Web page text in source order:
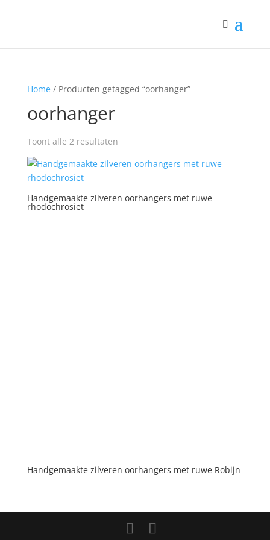
Home/ Producten getagged “oorhanger”
oorhanger
Toont alle 2 resultaten
Handgemaakte zilveren oorhangers met ruwe
rhodochrosiet
Handgemaakte zilveren oorhangers met ruwe Robijn